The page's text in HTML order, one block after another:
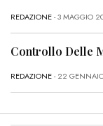
REDAZIONE- 3 MAGGIO
Controllo Delle
REDAZIONE- 22